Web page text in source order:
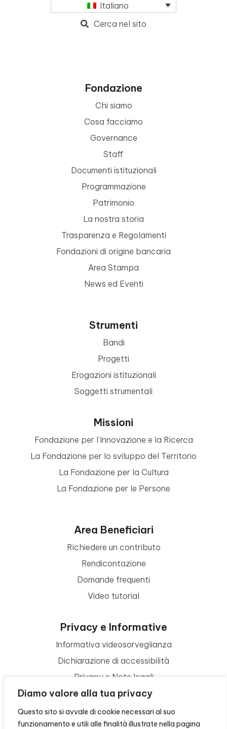
Diamo valore alla tua privacy
Questo sito si avvale di cookie necessari al suo
funzionamento e utili alle finalità illustrate nella pagina
Italiano
Cerca nel sito
Fondazione
Chi siamo
Cosa facciamo
Governance
Staff
Documenti istituzionali
Programmazione
Patrimonio
La nostra storia
Trasparenza e Regolamenti
Fondazioni di origine bancaria
Area Stampa
News ed Eventi
Strumenti
Bandi
Progetti
Erogazioni istituzionali
Soggetti strumentali
Missioni
Fondazione per l’Innovazione e la Ricerca
La Fondazione per lo sviluppo del Territorio
La Fondazione per la Cultura
La Fondazione per le Persone
Area Beneficiari
Richiedere un contributo
Rendicontazione
Domande frequenti
Video tutorial
Privacy e Informative
Informativa videosorveglianza
Dichiarazione di accessibilità
Privacy e Note legali
Termini di utilizzo
Cookie policy
Contattaci